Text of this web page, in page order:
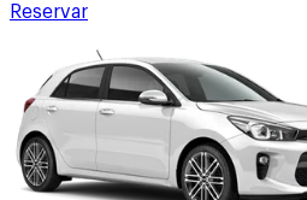
Reservar